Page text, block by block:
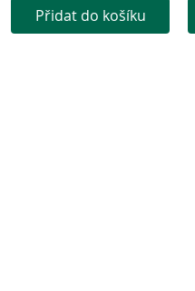
Přidat do košíku